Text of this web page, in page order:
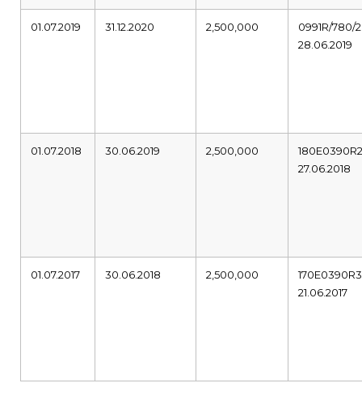
01.07.2019 31.12.2020 2,500,000
0991R/780/
28.06.2019
01.07.2018 30.06.2019 2,500,000
27.06.2018
01.07.2017 30.06.2018 2,500,000
21.06.2017